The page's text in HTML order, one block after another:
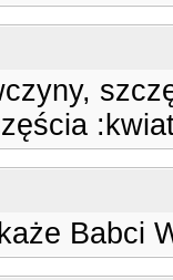
Babci